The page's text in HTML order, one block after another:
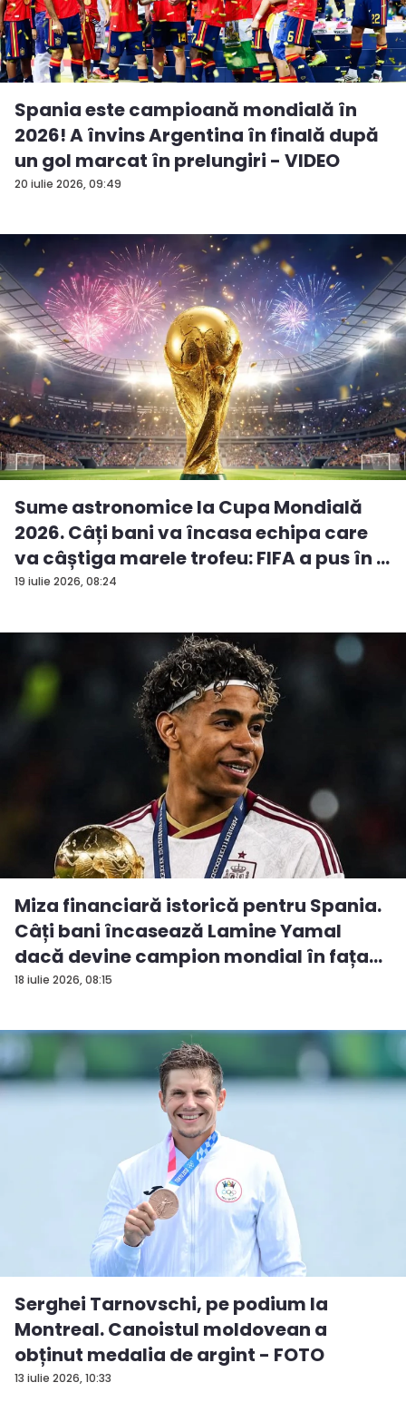
20 iulie 2026, 09:49
Spania este campioană mondială în
2026! A învins Argentina în finală după
un gol marcat în prelungiri - VIDEO
19 iulie 2026, 08:24
Sume astronomice la Cupa Mondială
2026. Câți bani va încasa echipa care
va câștiga marele trofeu: FIFA a pus în ...
18 iulie 2026, 08:15
Miza financiară istorică pentru Spania.
Câți bani încasează Lamine Yamal
dacă devine campion mondial în fața...
13 iulie 2026, 10:33
Serghei Tarnovschi, pe podium la
Montreal. Canoistul moldovean a
obținut medalia de argint - FOTO